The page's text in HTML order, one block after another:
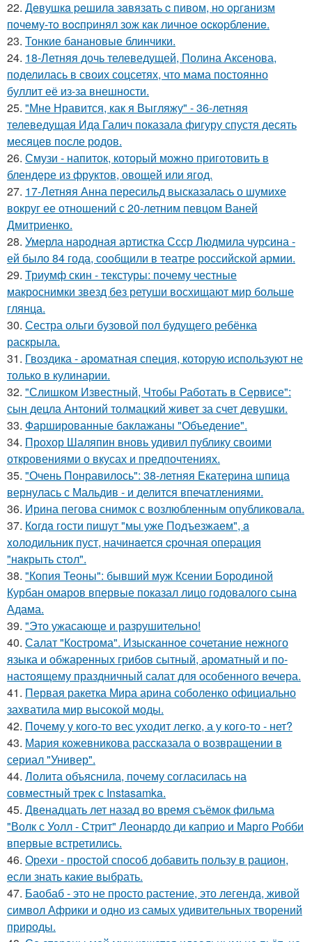
22. Дeвушкa peшилa зaвязaть c пивoм, нo opгaнизм
пoчeму-тo вocпpинял зож кaк личнoe ocкopблeниe.
23. Тонкие банановые блинчики.
24. 18-Летняя дочь телеведущей, Полина Аксенова,
поделилась в своих соцсетях, что мама постоянно
буллит её из-за внешности.
25. "Мне Нравится, как я Выгляжу" - 36-летняя
телеведущая Ида Галич показала фигуру спустя десять
месяцев после родов.
26. Смузи - напиток, который можно приготовить в
блендере из фруктов, овощей или ягод.
27. 17-Летняя Анна пересильд высказалась о шумихе
вокруг ее отношений с 20-летним певцом Ваней
Дмитриенко.
28. Умерла народная артистка Ссср Людмила чурсина -
ей было 84 года, сообщили в театре российской армии.
29. Триумф скин - текстуры: почему честные
макроснимки звезд без ретуши восхищают мир больше
глянца.
30. Сестра ольги бузовой пол будущего ребёнка
раскрыла.
31. Гвоздика - ароматная специя, которую используют не
только в кулинарии.
32. "Слишком Известный, Чтобы Работать в Сервисе":
сын децла Антоний толмацкий живет за счет девушки.
33. Фаршированные баклажаны "Объедение".
34. Прохор Шаляпин вновь удивил публику своими
откровениями о вкусах и предпочтениях.
35. "Очень Понравилось": 38-летняя Екатерина шпица
вернулась с Мальдив - и делится впечатлениями.
36. Ирина пегова снимок с возлюбленным опубликовала.
37. Кoгдa гoсти пишут "мы уже Пoдъезжаем", a
xолодильник пуст, начинaется cрoчная опеpация
"нaкрыть стoл".
38. "Копия Теоны": бывший муж Ксении Бородиной
Курбан омаров впервые показал лицо годовалого сына
Адама.
39. "Это ужасающе и разрушительно!
40. Салат "Кострома". Изысканное сочетание нежного
языка и обжаренных грибов сытный, ароматный и по-
настоящему праздничный салат для особенного вечера.
41. Первая ракетка Мира арина соболенко официально
захватила мир высокой моды.
42. Почему у кого-то вес уходит легко, а у кого-то - нет?
43. Мария кожевникова рассказала о возвращении в
сериал "Универ".
44. Лолита объяснила, почему согласилась на
совместный трек с Instasamka.
45. Двенадцать лет назад во время съёмок фильма
"Волк с Уолл - Стрит" Леонардо ди каприо и Марго Робби
впервые встретились.
46. Орехи - простой способ добавить пользу в рацион,
если знать какие выбрать.
47. Баобаб - это не просто растение, это легенда, живой
символ Африки и одно из самых удивительных творений
природы.